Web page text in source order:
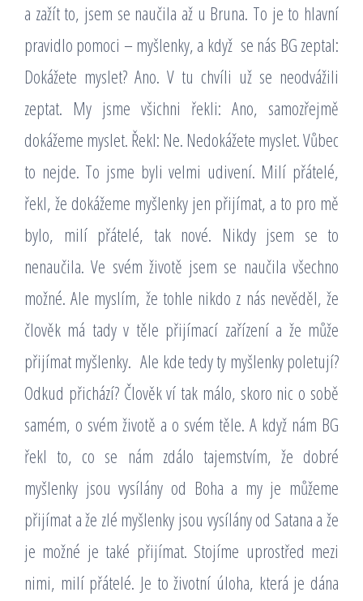
a zažít to, jsem se naučila až u Bruna. To je to hlavní
pravidlo pomoci – myšlenky, a když se nás BG zeptal:
Dokážete myslet? Ano. V tu chvíli už se neodvážili
zeptat. My jsme všichni řekli: Ano, samozřejmě
dokážeme myslet. Řekl: Ne. Nedokážete myslet. Vůbec
to nejde. To jsme byli velmi udivení. Milí přátelé,
řekl, že dokážeme myšlenky jen přijímat, a to pro mě
bylo, milí přátelé, tak nové. Nikdy jsem se to
nenaučila. Ve svém životě jsem se naučila všechno
možné. Ale myslím, že tohle nikdo z nás nevěděl, že
člověk má tady v těle přijímací zařízení a že může
přijímat myšlenky. Ale kde tedy ty myšlenky poletují?
Odkud přichází? Člověk ví tak málo, skoro nic o sobě
samém, o svém životě a o svém těle. A když nám BG
řekl to, co se nám zdálo tajemstvím, že dobré
myšlenky jsou vysílány od Boha a my je můžeme
přijímat a že zlé myšlenky jsou vysílány od Satana a že
je možné je také přijímat. Stojíme uprostřed mezi
nimi, milí přátelé. Je to životní úloha, která je dána